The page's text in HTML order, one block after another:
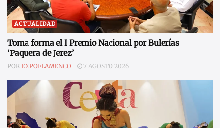
ACTUALIDAD
Toma forma el I Premio Nacional por Bulerías
‘Paquera de Jerez’
POR EXPOFLAMENCO 7 AGOSTO 2026